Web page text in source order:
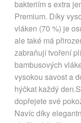
bakteriím s extra
Premium. Díky
vláken (70 %) je
ale také má
zabraňují tvoření
bambusových
vysokou savost a
hýčkat každý
dopřejete své
Navíc díky